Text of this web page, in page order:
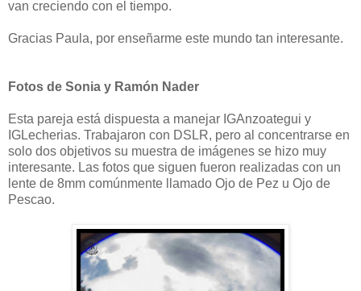
van creciendo con el tiempo.
Gracias Paula, por enseñarme este mundo tan interesante.
Fotos de Sonia y Ramón Nader
Esta pareja está dispuesta a manejar IGAnzoategui y
IGLecherias. Trabajaron con DSLR, pero al concentrarse en
solo dos objetivos su muestra de imágenes se hizo muy
interesante. Las fotos que siguen fueron realizadas con un
lente de 8mm comúnmente llamado Ojo de Pez u Ojo de
Pescao.